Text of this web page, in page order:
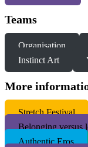
Teams
Organisation
Instinct Art
More
Stretch Festival
Belonging versus
Authentic Eros